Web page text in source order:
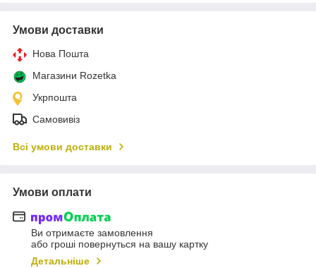
Умови доставки
Нова Пошта
Магазини Rozetka
Укрпошта
Самовивіз
Всі умови доставки
Умови оплати
Ви отримаєте замовлення
або гроші повернуться на вашу картку
Детальніше